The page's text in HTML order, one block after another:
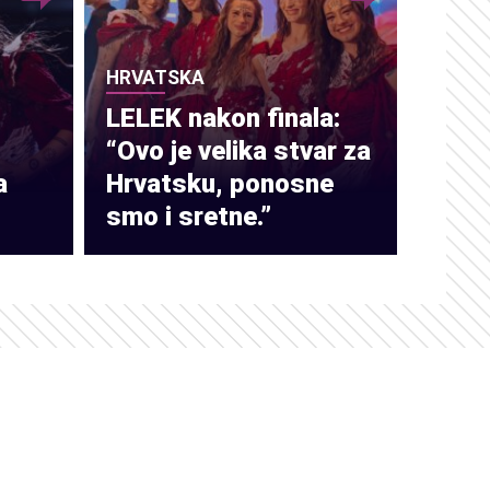
HRVATSKA
LELEK nakon finala:
“Ovo je velika stvar za
Hrvatsku, ponosne
smo i sretne.”